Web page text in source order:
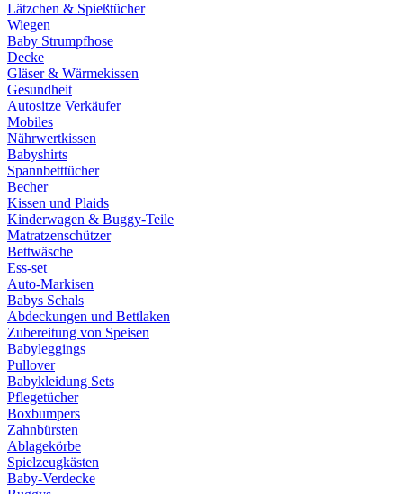
Lätzchen & Spießtücher
Wiegen
Baby Strumpfhose
Decke
Gläser & Wärmekissen
Gesundheit
Autositze Verkäufer
Mobiles
Nährwertkissen
Babyshirts
Spannbetttücher
Becher
Kissen und Plaids
Kinderwagen & Buggy-Teile
Matratzenschützer
Bettwäsche
Ess-set
Auto-Markisen
Babys Schals
Abdeckungen und Bettlaken
Zubereitung von Speisen
Babyleggings
Pullover
Babykleidung Sets
Pflegetücher
Boxbumpers
Zahnbürsten
Ablagekörbe
Spielzeugkästen
Baby-Verdecke